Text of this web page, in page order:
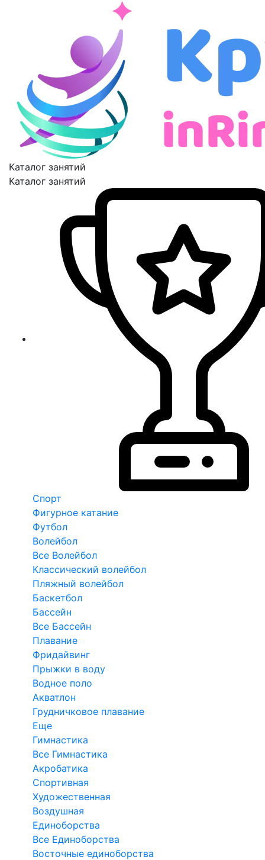
Каталог занятий
Каталог занятий
Спорт
Фигурное катание
Футбол
Волейбол
Все Волейбол
Классический волейбол
Пляжный волейбол
Баскетбол
Бассейн
Все Бассейн
Плавание
Фридайвинг
Прыжки в воду
Водное поло
Акватлон
Грудничковое плавание
Еще
Гимнастика
Все Гимнастика
Акробатика
Спортивная
Художественная
Воздушная
Единоборства
Все Единоборства
Восточные единоборства